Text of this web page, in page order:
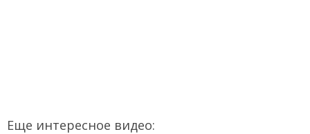
Еще интересное видео: